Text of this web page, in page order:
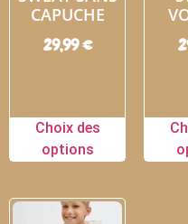
CAPUCHE
29,99€
Choix des
options